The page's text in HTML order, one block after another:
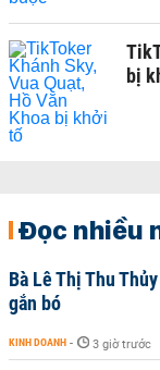
bị
Đọc nhiều
Bà Lê Thị Thu
gắn bó
KINH DOANH - 3 giờ trước